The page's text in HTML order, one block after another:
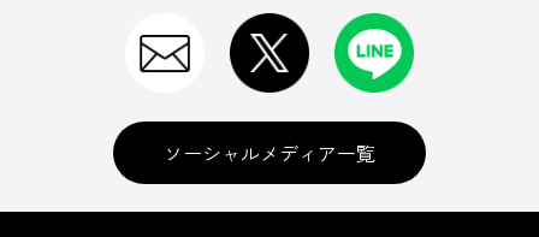
ソーシャルメディア一覧